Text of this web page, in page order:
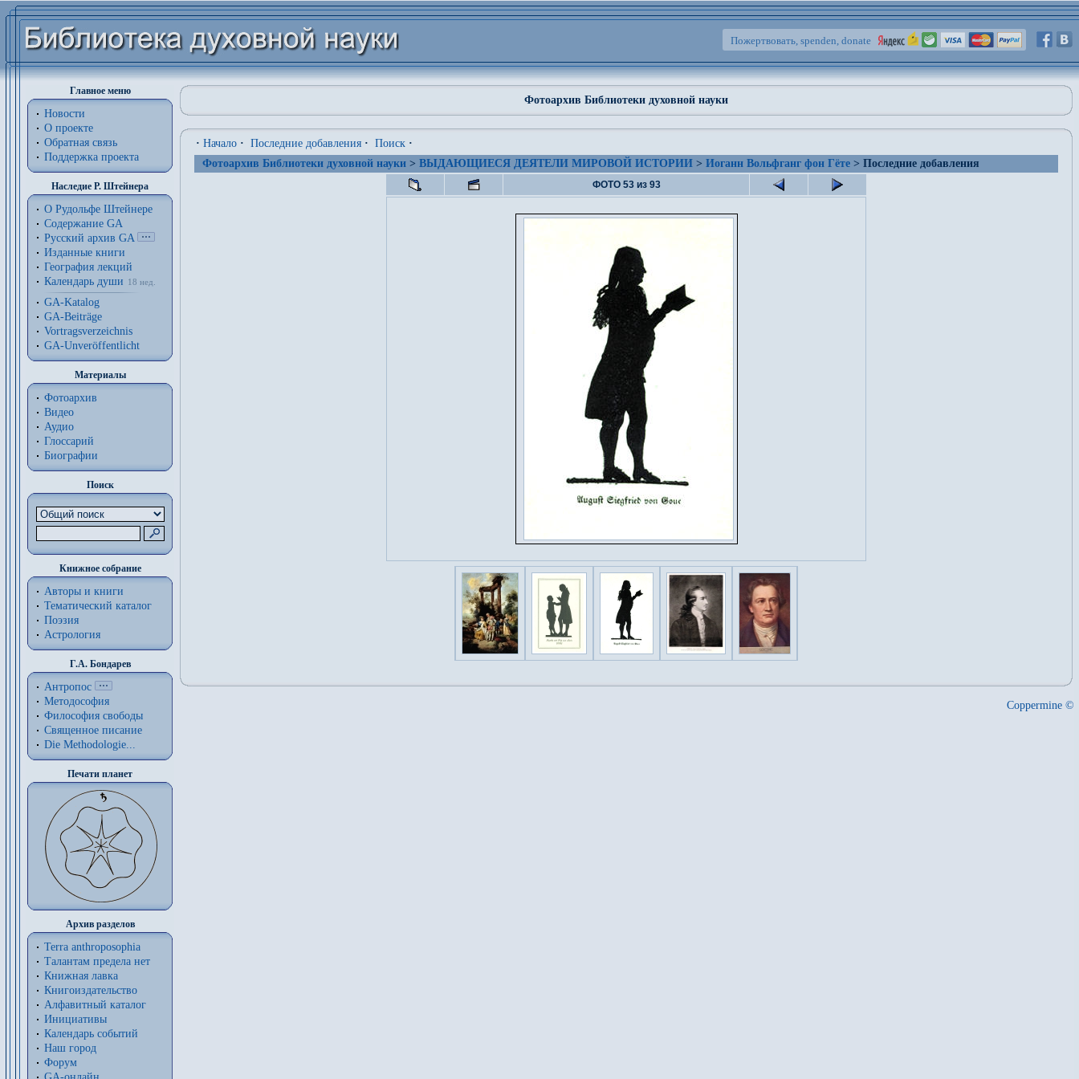
Пожертвовать, spenden, donate
Главное меню
Новости
О проекте
Обратная связь
Поддержка проекта
Наследие Р. Штейнера
О Рудольфе Штейнере
Содержание GA
Русский архив GA
Изданные книги
География лекций
Календарь души
18 нед.
GA-Katalog
GA-Beiträge
Vortragsverzeichnis
GA-Unveröffentlicht
Материалы
Фотоархив
Видео
Аудио
Глоссарий
Биографии
Поиск
Книжное собрание
Авторы и книги
Тематический каталог
Поэзия
Астрология
Г.А. Бондарев
Антропос
Методософия
Философия cвободы
Священное писание
Die Methodologie...
Печати планет
Архив разделов
Terra anthroposophia
Талантам предела нет
Книжная лавка
Книгоиздательство
Алфавитный каталог
Инициативы
Календарь событий
Наш город
Форум
Фотоархив Библиотеки духовной науки
· Начало · Последние добавления · Поиск ·
Фотоархив Библиотеки духовной науки > ВЫДАЮЩИЕСЯ ДЕЯТЕЛИ МИРОВОЙ ИСТОРИИ > Иоганн Вольфганг фон Гёте > Последние добавления
ФОТО 53 из 93
Coppermine ©